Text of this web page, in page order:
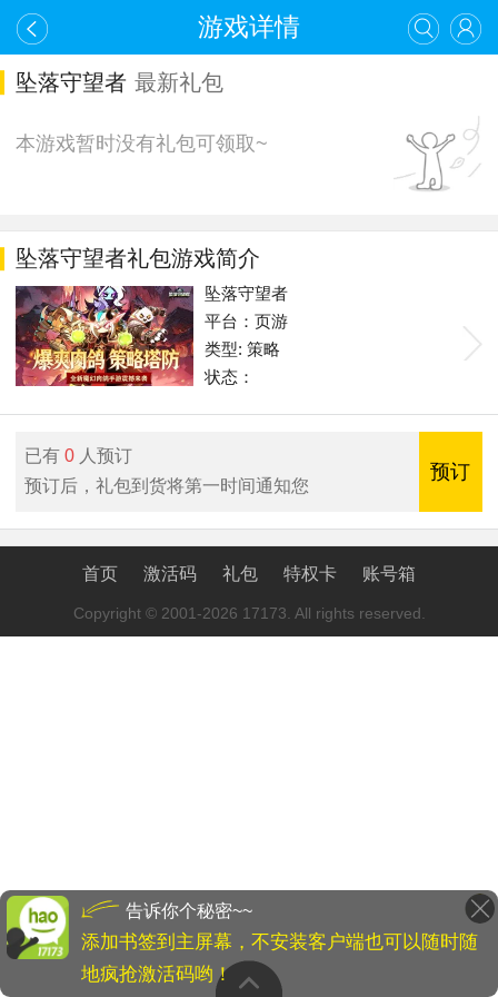
游戏详情
坠落守望者 最新礼包
本游戏暂时没有礼包可领取~
坠落守望者礼包游戏简介
坠落守望者
平台：页游
类型: 策略
状态：
已有0 人预订
预订后，礼包到货将第一时间通知您
预订
首页 激活码 礼包 特权卡 账号箱
Copyright © 2001-2026 17173. All rights reserved.
告诉你个秘密~~
添加书签到主屏幕，不安装客户端也可以随时随
地疯抢激活码哟！